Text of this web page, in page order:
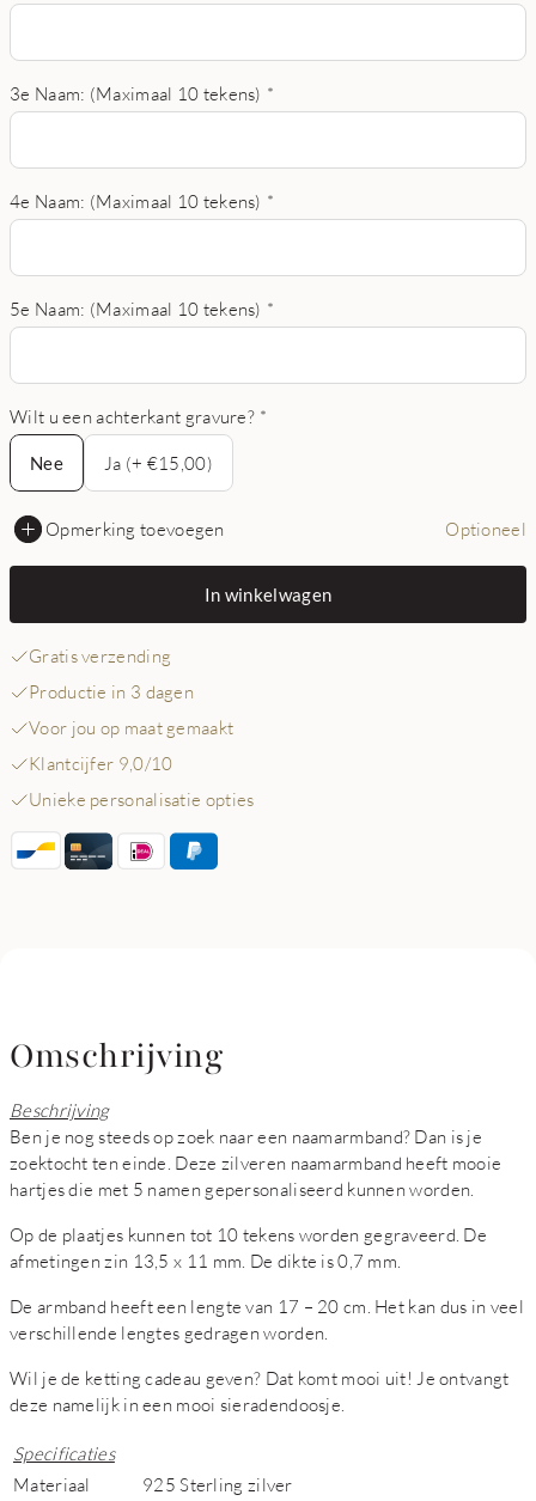
3e Naam: (Maximaal 10 tekens) *
4e Naam: (Maximaal 10 tekens) *
5e Naam: (Maximaal 10 tekens) *
Wilt u een achterkant gravure? *
Nee
Nee
Ja (+ €15,00)
Opmerking toevoegen Optioneel
In winkelwagen
Gratis verzending
Productie in 3 dagen
Voor jou op maat gemaakt
Klantcijfer 9,0/10
Unieke personalisatie opties
Omschrijving
Beschrijving
Ben je nog steeds op zoek naar een naamarmband? Dan is je
zoektocht ten einde. Deze zilveren naamarmband heeft mooie
hartjes die met 5 namen gepersonaliseerd kunnen worden.
Op de plaatjes kunnen tot 10 tekens worden gegraveerd. De
afmetingen zin 13,5 x 11 mm. De dikte is 0,7 mm.
De armband heeft een lengte van 17 – 20 cm. Het kan dus in veel
verschillende lengtes gedragen worden.
Wil je de ketting cadeau geven? Dat komt mooi uit! Je ontvangt
deze namelijk in een mooi sieradendoosje.
Specificaties
Materiaal
925 Sterling zilver